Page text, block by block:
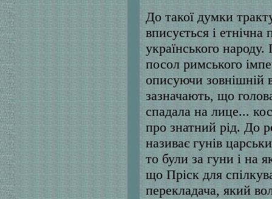
До такої думки
вписується і етнічна
українського
посол римського
описуючи зовнішній
зазначають, що
спадала на лице...
про знатний рід. До
називає гунів
то були за гуни і на
що Пріск для
перекладача, який